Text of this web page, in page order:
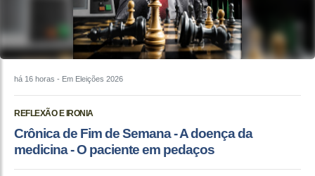
há 16 horas - Em Eleições 2026
REFLEXÃO E IRONIA
Crônica de Fim de Semana - A doença da
medicina - O paciente em pedaços